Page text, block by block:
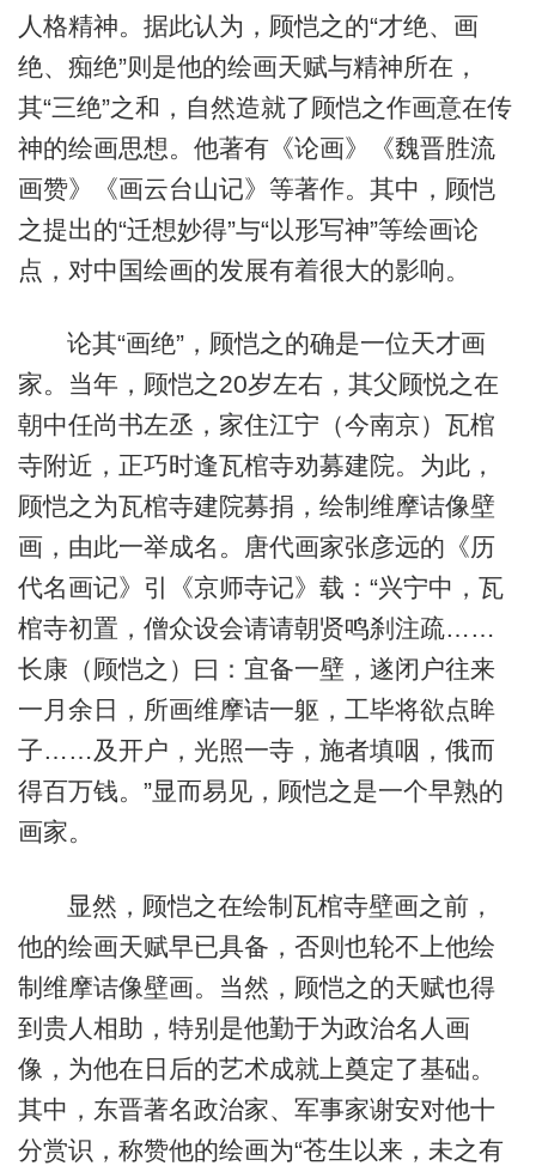
人格精神。据此认为，顾恺之的“才绝、画
绝、痴绝”则是他的绘画天赋与精神所在，
其“三绝”之和，自然造就了顾恺之作画意在传
神的绘画思想。他著有《论画》《魏晋胜流
画赞》《画云台山记》等著作。其中，顾恺
之提出的“迁想妙得”与“以形写神”等绘画论
点，对中国绘画的发展有着很大的影响。
论其“画绝”，顾恺之的确是一位天才画
家。当年，顾恺之20岁左右，其父顾悦之在
朝中任尚书左丞，家住江宁（今南京）瓦棺
寺附近，正巧时逢瓦棺寺劝募建院。为此，
顾恺之为瓦棺寺建院募捐，绘制维摩诘像壁
画，由此一举成名。唐代画家张彦远的《历
代名画记》引《京师寺记》载：“兴宁中，瓦
棺寺初置，僧众设会请请朝贤鸣刹注疏……
长康（顾恺之）曰：宜备一壁，遂闭户往来
一月余日，所画维摩诘一躯，工毕将欲点眸
子……及开户，光照一寺，施者填咽，俄而
得百万钱。”显而易见，顾恺之是一个早熟的
画家。
显然，顾恺之在绘制瓦棺寺壁画之前，
他的绘画天赋早已具备，否则也轮不上他绘
制维摩诘像壁画。当然，顾恺之的天赋也得
到贵人相助，特别是他勤于为政治名人画
像，为他在日后的艺术成就上奠定了基础。
其中，东晋著名政治家、军事家谢安对他十
分赏识，称赞他的绘画为“苍生以来，未之有